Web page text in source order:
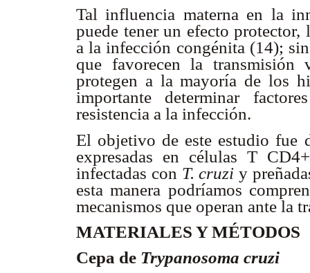
Tal influencia materna en la
puede tener un efecto
a la infección congénita (14);
que favorecen la
protegen a la mayoría de los
importante determinar
resistencia a la infección.
El objetivo de este estudio fue
expresadas en células T
infectadas con T. cruzi y
esta manera podríamos
mecanismos que operan ante la
MATERIALES Y MÉTODOS
Cepa de Trypanosoma cruzi